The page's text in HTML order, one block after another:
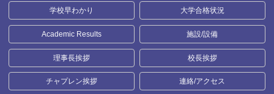
学校早わかり 大学合格状況
Academic Results 施設/設備
理事長挨拶 校長挨拶
チャプレン挨拶 連絡/アクセス